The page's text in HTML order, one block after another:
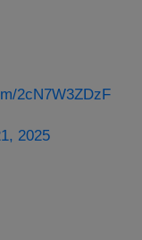
2cN7W3ZDzF
2025